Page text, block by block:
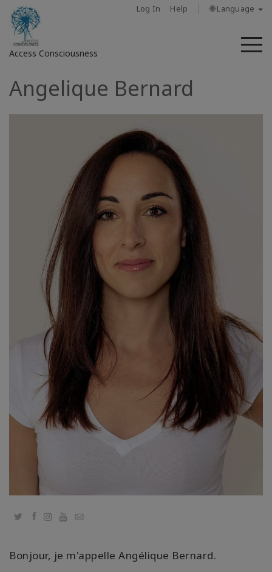
Log In Help 🌐 Language
Access Consciousness
Sign
to
Classes
Facilitators
More
CONTACT
SEARCH
Angelique Bernard
TwitterFacebookYouTube
Email
Bonjour, je m'appelle Angélique Bernard.